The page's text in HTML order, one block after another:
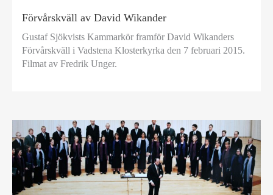
Förvårskväll av David Wikander
Gustaf Sjökvists Kammarkör framför David Wikanders
Förvårskväll i Vadstena Klosterkyrka den 7 februari 2015.
Filmat av Fredrik Unger.